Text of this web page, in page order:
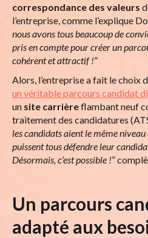
correspondance des valeurs
l’entreprise, comme l’explique
nous avons tous beaucoup de
pris en compte pour créer un
cohérent et attractif !”
Alors, l’entreprise a fait le choix
un véritable parcours candidat
un site carrièreflambant neuf
traitement des candidatures
les candidats aient le même
puissent tous défendre leur
Désormais, c’est possible !”
Un parcours
adapté aux